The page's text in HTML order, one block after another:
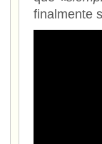
finalmente